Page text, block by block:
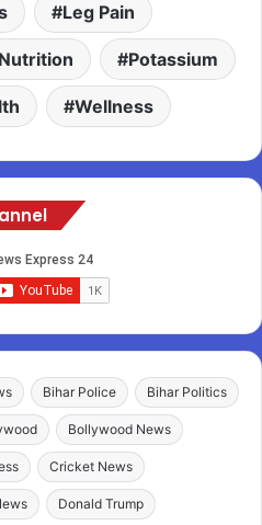
Leg Pain
Nutrition Potassium
Wellness
Bihar Police Bihar Politics
Bollywood News
Cricket News
Donald Trump